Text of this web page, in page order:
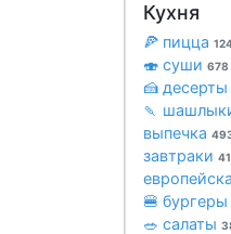
Кухня
🍕 пицца
🍣 суши 678
🍰 десерты
🍡
выпечка
завтраки
🍔 бургеры
🥗 салаты